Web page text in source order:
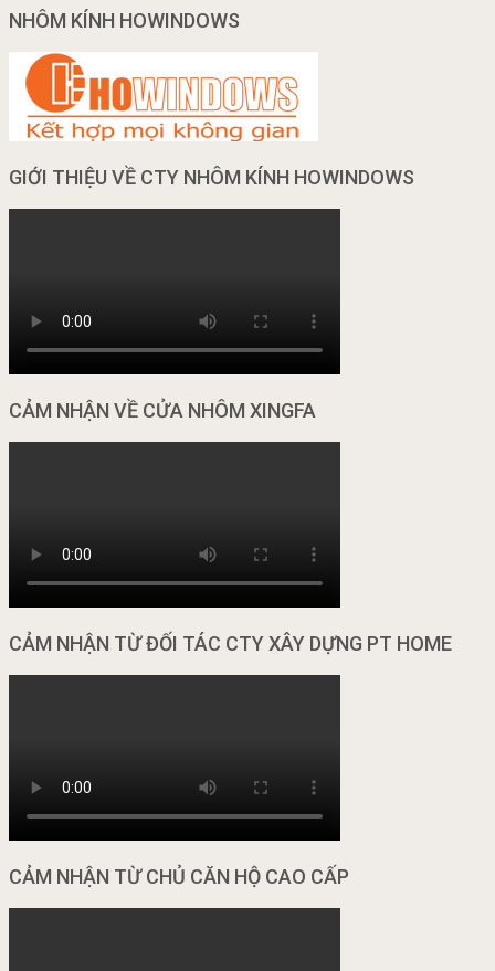
NHÔM KÍNH HOWINDOWS
GIỚI THIỆU VỀ CTY NHÔM KÍNH HOWINDOWS
CẢM NHẬN VỀ CỬA NHÔM XINGFA
CẢM NHẬN TỪ ĐỐI TÁC CTY XÂY DỰNG PT HOME
CẢM NHẬN TỪ CHỦ CĂN HỘ CAO CẤP